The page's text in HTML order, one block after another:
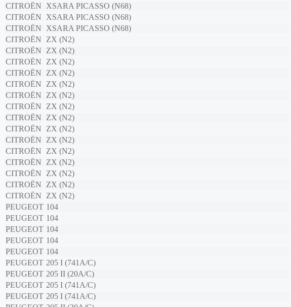
CITROËN
XSARA PICASSO (N68)
CITROËN
XSARA PICASSO (N68)
CITROËN
XSARA PICASSO (N68)
CITROËN
ZX (N2)
CITROËN
ZX (N2)
CITROËN
ZX (N2)
CITROËN
ZX (N2)
CITROËN
ZX (N2)
CITROËN
ZX (N2)
CITROËN
ZX (N2)
CITROËN
ZX (N2)
CITROËN
ZX (N2)
CITROËN
ZX (N2)
CITROËN
ZX (N2)
CITROËN
ZX (N2)
CITROËN
ZX (N2)
CITROËN
ZX (N2)
CITROËN
ZX (N2)
PEUGEOT 104
PEUGEOT 104
PEUGEOT 104
PEUGEOT 104
PEUGEOT 104
PEUGEOT 205 I (741A/C)
PEUGEOT 205 II (20A/C)
PEUGEOT 205 I (741A/C)
PEUGEOT 205 I (741A/C)